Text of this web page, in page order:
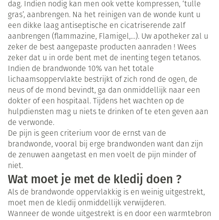
dag. Indien nodig kan men ook vette kompressen, ‘tulle
gras’, aanbrengen. Na het reinigen van de wonde kunt u
een dikke laag antiseptische en cicatriserende zalf
aanbrengen (flammazine, Flamigel,…). Uw apotheker zal u
zeker de best aangepaste producten aanraden ! Wees
zeker dat u in orde bent met de inenting tegen tetanos.
Indien de brandwonde 10% van het totale
lichaamsoppervlakte bestrijkt of zich rond de ogen, de
neus of de mond bevindt, ga dan onmiddellijk naar een
dokter of een hospitaal. Tijdens het wachten op de
hulpdiensten mag u niets te drinken of te eten geven aan
de verwonde.
De pijn is geen criterium voor de ernst van de
brandwonde, vooral bij erge brandwonden want dan zijn
de zenuwen aangetast en men voelt de pijn minder of
niet.
Wat moet je met de kledij doen ?
Als de brandwonde oppervlakkig is en weinig uitgestrekt,
moet men de kledij onmiddellijk verwijderen.
Wanneer de wonde uitgestrekt is en door een warmtebron